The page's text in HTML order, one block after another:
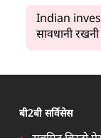
Indian
सावधानी
बी2बी सर्विसेस